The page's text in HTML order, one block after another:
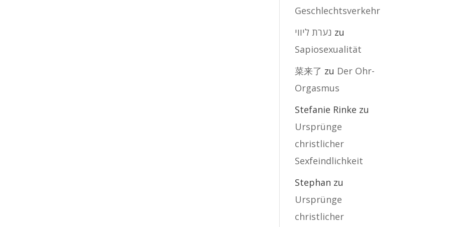
Geschlechtsverkehr
נערת ליווי zu
Sapiosexualität
菜来了 zu Der Ohr-
Orgasmus
Stefanie Rinke zu
Ursprünge
christlicher
Sexfeindlichkeit
Stephan zu
Ursprünge
christlicher